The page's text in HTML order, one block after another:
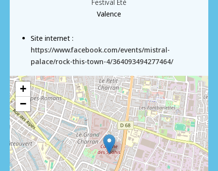
Festival Eté
Valence
Site internet :
https://www.facebook.com/events/mistral-
palace/rock-this-town-4/364093494277464/
+
−